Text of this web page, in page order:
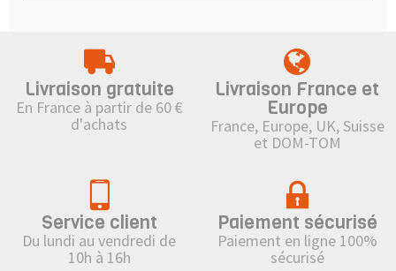
Livraison gratuite
En France à partir de 60 €
d'achats
Livraison France et
Europe
France, Europe, UK, Suisse
et DOM-TOM
Service client
Du lundi au vendredi de
10h à 16h
Paiement sécurisé
Paiement en ligne 100%
sécurisé